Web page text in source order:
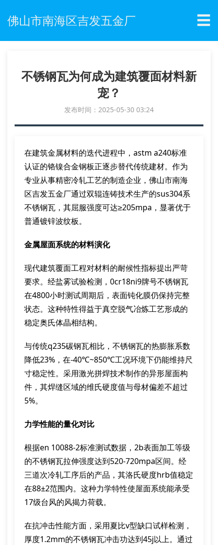
佛山市南海区吉发五金厂 ☰
不锈钢瓦为何成为建筑覆面材料新
宠？
发布时间：2025-05-30 03:24
在建筑金属材料的迭代进程中，astm a240标准
认证的铬镍合金钢板正逐步替代传统建材。作为
专业从事精密冷轧工艺的制造企业，佛山市南海
区吉发五金厂通过双辊连铸技术生产的sus304系
不锈钢瓦，其屈服强度可达≥205mpa，显著优于
普通镀锌波纹板。
金属屋面系统的材料演化
现代建筑覆面工程对材料的耐候性指标提出严苛
要求。经盐雾试验检测，0cr18ni9牌号不锈钢瓦
在4800小时测试周期后，表面钝化膜仍保持完整
状态。这种特性得益于真空脱气冶炼工艺形成的
稳定奥氏体晶相结构。
与传统q235碳钢瓦相比，不锈钢瓦的热膨胀系数
降低23%，在-40℃~850℃工况环境下仍能维持尺
寸稳定性。采用激光拼焊技术制作的异形屋面构
件，其焊缝区域的维氏硬度值与母材偏差不超过
5%。
力学性能的量化对比
根据en 10088-2标准测试数据，2b表面加工等级
的不锈钢瓦拉伸强度达到520-720mpa区间。经
三道次冷轧工序后的产品，其洛氏硬度hrb值稳定
在88±2范围内。这种力学特性使屋面系统能承受
17级台风的风揭力荷载。
在抗冲击性能方面，采用夏比v型缺口试样检测，
厚度1.2mm的不锈钢瓦冲击功达到45j以上。通过